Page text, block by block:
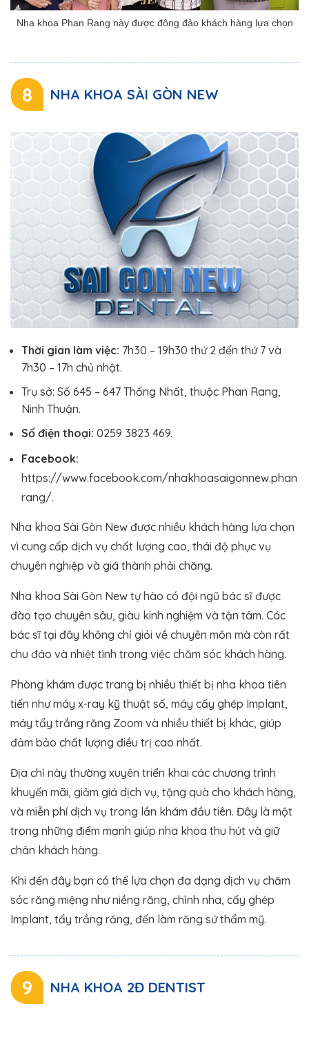
Nha khoa Phan Rang này được đông đảo khách hàng lựa chọn
8 NHA KHOA SÀI GÒN NEW
Thời gian làm việc: 7h30 – 19h30 thứ 2 đến thứ 7 và
7h30 – 17h chủ nhật.
Trụ sở: Số 645 – 647 Thống Nhất, thuộc Phan Rang,
Ninh Thuận.
Số điện thoại: 0259 3823 469.
Facebook:
https://www.facebook.com/nhakhoasaigonnew.phan
rang/.
Nha khoa Sài Gòn New được nhiều khách hàng lựa chọn
vì cung cấp dịch vụ chất lượng cao, thái độ phục vụ
chuyên nghiệp và giá thành phải chăng.
Nha khoa Sài Gòn New tự hào có đội ngũ bác sĩ được
đào tạo chuyên sâu, giàu kinh nghiệm và tận tâm. Các
bác sĩ tại đây không chỉ giỏi về chuyên môn mà còn rất
chu đáo và nhiệt tình trong việc chăm sóc khách hàng​.
Phòng khám được trang bị nhiều thiết bị nha khoa tiên
tiến như máy x-ray kỹ thuật số, máy cấy ghép Implant,
máy tẩy trắng răng Zoom và nhiều thiết bị khác, giúp
đảm bảo chất lượng điều trị cao nhất.
Địa chỉ này thường xuyên triển khai các chương trình
khuyến mãi, giảm giá dịch vụ, tặng quà cho khách hàng,
và miễn phí dịch vụ trong lần khám đầu tiên. Đây là một
trong những điểm mạnh giúp nha khoa thu hút và giữ
chân khách hàng.
Khi đến đây bạn có thể lựa chọn đa dạng dịch vụ chăm
sóc răng miệng như niềng răng, chỉnh nha, cấy ghép
Implant, tẩy trắng răng, đến làm răng sứ thẩm mỹ.
9 NHA KHOA 2Đ DENTIST